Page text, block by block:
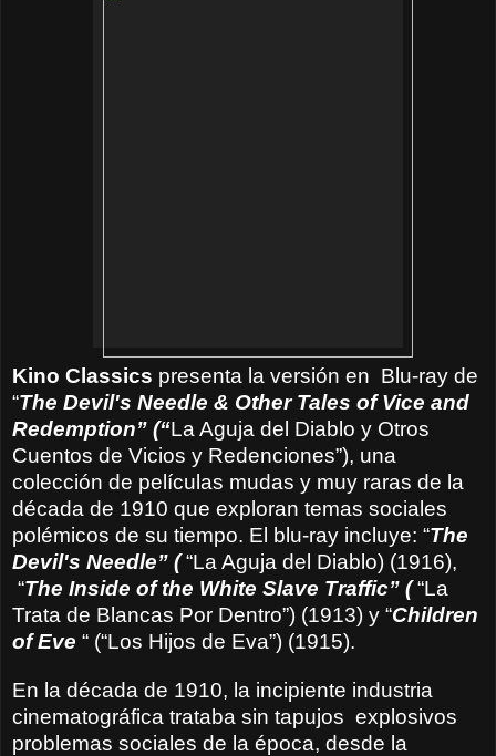
Kino Classics presenta la versión en Blu-ray de
“The Devil's Needle & Other Tales of Vice and
Redemption” (“La Aguja del Diablo y Otros
Cuentos de Vicios y Redenciones”), una
colección de películas mudas y muy raras de la
década de 1910 que exploran temas sociales
polémicos de su tiempo. El blu-ray incluye: “The
Devil's Needle” ( “La Aguja del Diablo) (1916),
“The Inside of the White Slave Traffic” (“La
Trata de Blancas Por Dentro”) (1913) y “Children
of Eve “ (“Los Hijos de Eva”) (1915).
En la década de 1910, la incipiente industria
cinematográfica trataba sin tapujos explosivos
problemas sociales de la época, desde la